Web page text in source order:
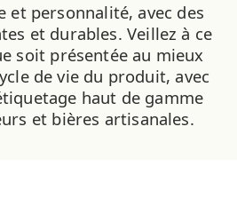
et personnalité, avec des
et durables. Veillez à ce
soit présentée au mieux
de vie du produit, avec
haut de gamme
et bières artisanales.